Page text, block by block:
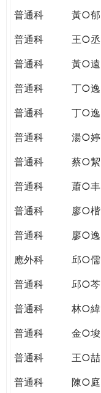
普通科 黃○郁
普通科
王○丞
普通科
黃○遠
普通科
丁○逸
普通科
丁○逸
普通科
湯○婷
普通科
蔡○絜
普通科
蕭○丰
普通科
廖○楷
普通科
廖○逸
應外科
邱○儒
普通科
邱○芩
普通科
林○緯
普通科
金○埈
普通科
王○喆
普通科
陳○庭